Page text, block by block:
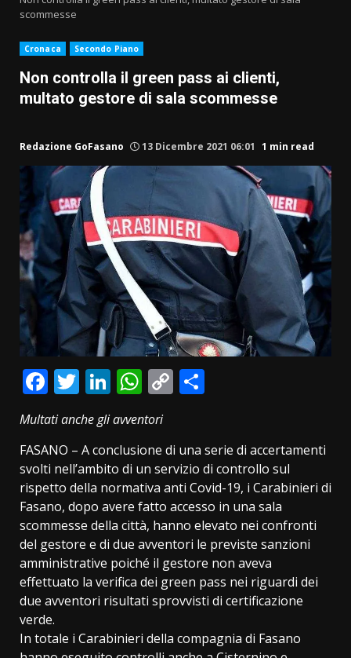
scommesse
Cronaca Secondo Piano
Non controlla il green pass ai clienti,
multato gestore di sala scommesse
Redazione GoFasano 13 Dicembre 2021 06:01 1 min read
Facebook
Twitter
LinkedIn
WhatsApp
Copy
Multati anche gli avventori
FASANO – A conclusione di una serie di accertamenti
svolti nell’ambito di un servizio di controllo sul
rispetto della normativa anti Covid-19, i Carabinieri di
Fasano, dopo avere fatto accesso in una sala
scommesse della città, hanno elevato nei confronti
del gestore e di due avventori le previste sanzioni
amministrative poiché il gestore non aveva
effettuato la verifica dei green pass nei riguardi dei
due avventori risultati sprovvisti di certificazione
verde.
In totale i Carabinieri della compagnia di Fasano